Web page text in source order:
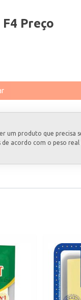
Preço
um produto que precisa
acordo com o peso